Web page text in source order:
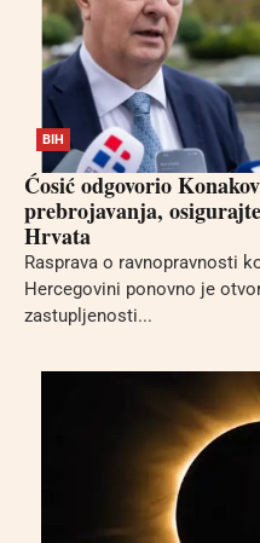
BIH
Ćosić odgovorio
prebrojavanja,
Hrvata
Rasprava o ravnopravnosti
Hercegovini ponovno je
zastupljenosti...